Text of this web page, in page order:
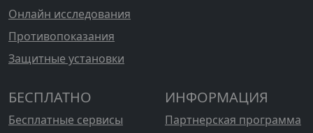
Онлайн исследования
Противопоказания
Защитные установки
БЕСПЛАТНО
Бесплатные сервисы
ИНФОРМАЦИЯ
Партнерская программа